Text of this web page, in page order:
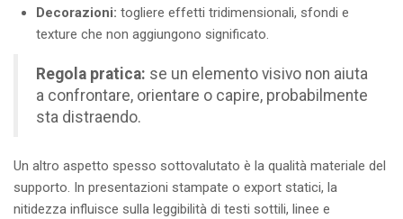
Decorazioni: togliere effetti tridimensionali, sfondi e
texture che non aggiungono significato.
Regola pratica: se un elemento visivo non aiuta
a confrontare, orientare o capire, probabilmente
sta distraendo.
Un altro aspetto spesso sottovalutato è la qualità materiale del
supporto. In presentazioni stampate o export statici, la
nitidezza influisce sulla leggibilità di testi sottili, linee e